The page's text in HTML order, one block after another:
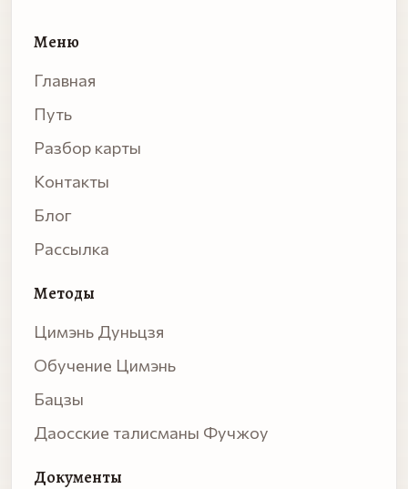
Меню
Главная
Путь
Разбор карты
Контакты
Блог
Рассылка
Методы
Цимэнь Дуньцзя
Обучение Цимэнь
Бацзы
Даосские талисманы Фучжоу
Документы